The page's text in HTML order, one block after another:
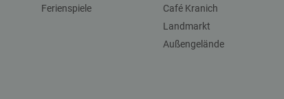
Ferienspiele
Café Kranich
Landmarkt
Außengelände